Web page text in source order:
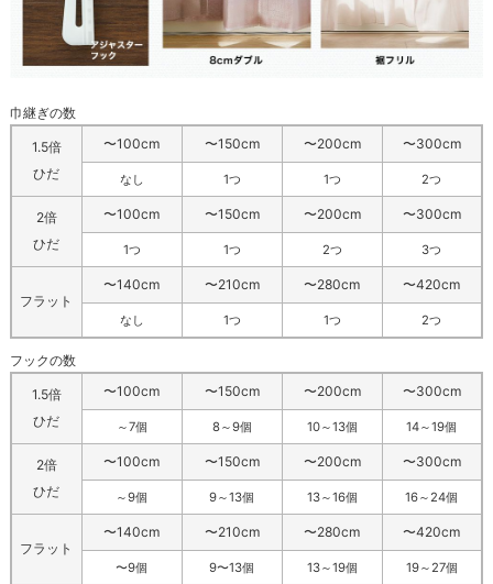
巾継ぎの数
1.5倍
ひだ
〜100cm 〜150cm 〜200cm 〜300cm
なし 1つ 1つ 2つ
2倍
ひだ
〜100cm 〜150cm 〜200cm 〜300cm
1つ 1つ 2つ 3つ
フラット
〜140cm 〜210cm 〜280cm 〜420cm
なし 1つ 1つ 2つ
フックの数
1.5倍
ひだ
〜100cm 〜150cm 〜200cm 〜300cm
～7個 8～9個 10～13個 14～19個
2倍
ひだ
〜100cm 〜150cm 〜200cm 〜300cm
～9個 9～13個 13～16個 16～24個
フラット
〜140cm 〜210cm 〜280cm 〜420cm
〜9個 9〜13個 13～19個 19～27個